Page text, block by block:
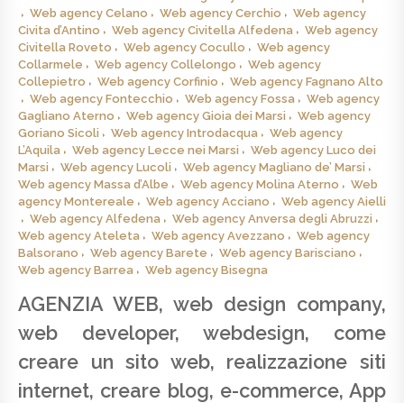
Web agency Celano
Web agency Cerchio
Web agency
Civita d’Antino
Web agency Civitella Alfedena
Web agency
Civitella Roveto
Web agency Cocullo
Web agency
Collarmele
Web agency Collelongo
Web agency
Collepietro
Web agency Corfinio
Web agency Fagnano Alto
Web agency Fontecchio
Web agency Fossa
Web agency
Gagliano Aterno
Web agency Gioia dei Marsi
Web agency
Goriano Sicoli
Web agency Introdacqua
Web agency
L’Aquila
Web agency Lecce nei Marsi
Web agency Luco dei
Marsi
Web agency Lucoli
Web agency Magliano de’ Marsi
Web agency Massa d’Albe
Web agency Molina Aterno
Web
agency Montereale
Web agency Acciano
Web agency Aielli
Web agency Alfedena
Web agency Anversa degli Abruzzi
Web agency Ateleta
Web agency Avezzano
Web agency
Balsorano
Web agency Barete
Web agency Barisciano
Web agency Barrea
Web agency Bisegna
AGENZIA WEB, web design company,
web developer, webdesign, come
creare un sito web, realizzazione siti
internet, creare blog, e-commerce, App